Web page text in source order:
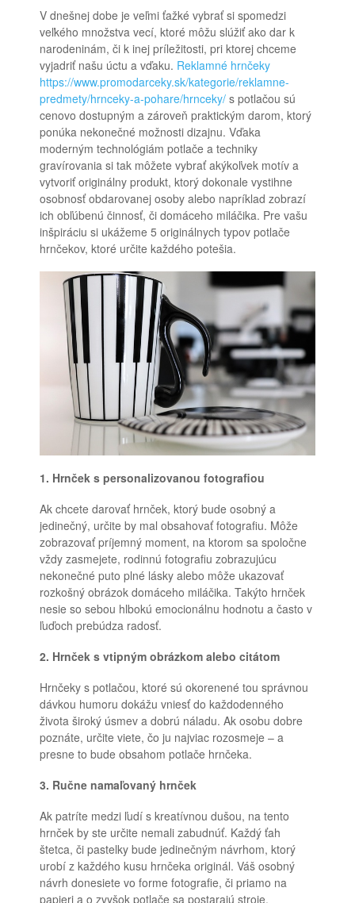
V dnešnej dobe je veľmi ťažké vybrať si spomedzi
veľkého množstva vecí, ktoré môžu slúžiť ako dar k
narodeninám, či k inej príležitosti, pri ktorej chceme
vyjadriť našu úctu a vďaku. Reklamné hrnčeky
https://www.promodarceky.sk/kategorie/reklamne-
predmety/hrnceky-a-pohare/hrnceky/ s potlačou sú
cenovo dostupným a zároveň praktickým darom, ktorý
ponúka nekonečné možnosti dizajnu. Vďaka
moderným technológiám potlače a techniky
gravírovania si tak môžete vybrať akýkoľvek motív a
vytvoriť originálny produkt, ktorý dokonale vystihne
osobnosť obdarovanej osoby alebo napríklad zobrazí
ich obľúbenú činnosť, či domáceho miláčika. Pre vašu
inšpiráciu si ukážeme 5 originálnych typov potlače
hrnčekov, ktoré určite každého potešia.
1. Hrnček s personalizovanou fotografiou
Ak chcete darovať hrnček, ktorý bude osobný a
jedinečný, určite by mal obsahovať fotografiu. Môže
zobrazovať príjemný moment, na ktorom sa spoločne
vždy zasmejete, rodinnú fotografiu zobrazujúcu
nekonečné puto plné lásky alebo môže ukazovať
rozkošný obrázok domáceho miláčika. Takýto hrnček
nesie so sebou hlbokú emocionálnu hodnotu a často v
ľuďoch prebúdza radosť.
2. Hrnček s vtipným obrázkom alebo citátom
Hrnčeky s potlačou, ktoré sú okorenené tou správnou
dávkou humoru dokážu vniesť do každodenného
života široký úsmev a dobrú náladu. Ak osobu dobre
poznáte, určite viete, čo ju najviac rozosmeje – a
presne to bude obsahom potlače hrnčeka.
3. Ručne namaľovaný hrnček
Ak patríte medzi ľudí s kreatívnou dušou, na tento
hrnček by ste určite nemali zabudnúť. Každý ťah
štetca, či pastelky bude jedinečným návrhom, ktorý
urobí z každého kusu hrnčeka originál. Váš osobný
návrh donesiete vo forme fotografie, či priamo na
papieri a o zvyšok potlače sa postarajú stroje.